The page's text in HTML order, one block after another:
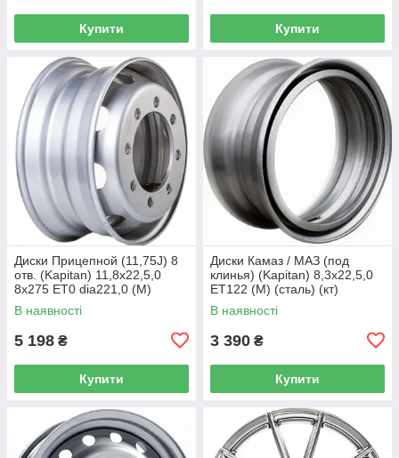
Купити Купити
Диски Прицепной (11,75J) 8
отв. (Kapitan) 11,8x22,5,0
8x275 ET0 dia221,0 (M)
(сталь) (кт)
В наявності
5 198 ₴
Купити
Диски Камаз / МАЗ (под
клинья) (Kapitan) 8,3x22,5,0
ET122 (M) (сталь) (кт)
В наявності
3 390 ₴
Купити